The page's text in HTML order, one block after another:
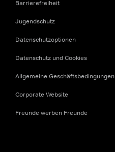
Barrierefreiheit
Jugendschutz
Datenschutzoptionen
Datenschutz und Cookies
Allgemeine Geschäftsbedingungen
Corporate Website
Freunde werben Freunde